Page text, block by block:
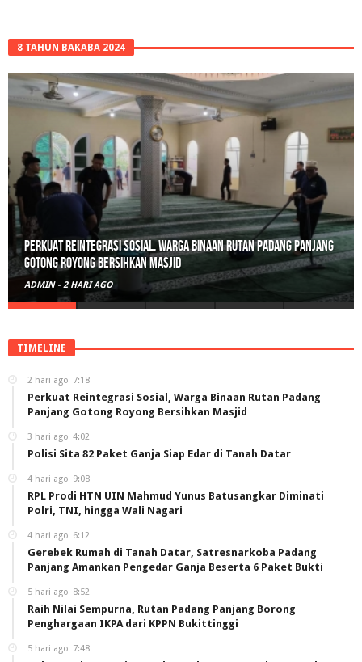
8 TAHUN BAKABA 2024
Perkuat Reintegrasi Sosial, Warga Binaan Rutan Padang Panjang
Gotong Royong Bersihkan Masjid
ADMIN - 2 HARI AGO
TIMELINE
2 hari ago 7:18
Perkuat Reintegrasi Sosial, Warga Binaan Rutan Padang
Panjang Gotong Royong Bersihkan Masjid
3 hari ago 4:02
Polisi Sita 82 Paket Ganja Siap Edar di Tanah Datar
4 hari ago 9:08
RPL Prodi HTN UIN Mahmud Yunus Batusangkar Diminati
Polri, TNI, hingga Wali Nagari
4 hari ago 6:12
Gerebek Rumah di Tanah Datar, Satresnarkoba Padang
Panjang Amankan Pengedar Ganja Beserta 6 Paket Bukti
5 hari ago 8:52
Raih Nilai Sempurna, Rutan Padang Panjang Borong
Penghargaan IKPA dari KPPN Bukittinggi
5 hari ago 7:48